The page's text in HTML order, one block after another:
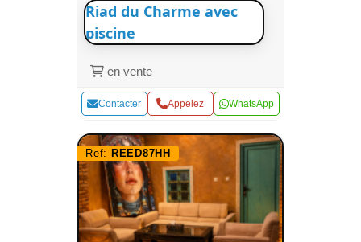
Riad du Charme avec
piscine
en vente
Contacter Appelez WhatsApp
Ref: REED87HH